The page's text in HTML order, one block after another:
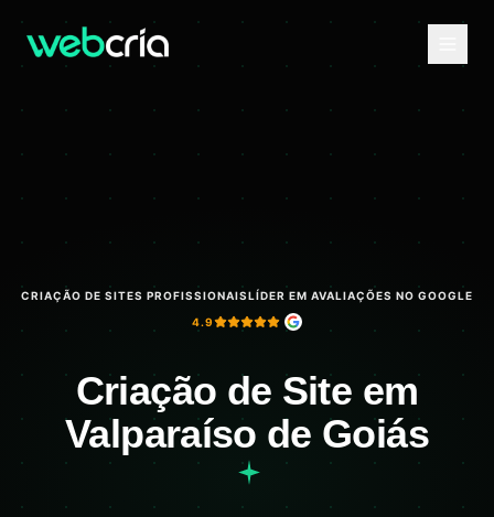
CRIAÇÃO DE SITES PROFISSIONAISLÍDER EM AVALIAÇÕES NO GOOGLE
4.9
Criação de Site em
Valparaíso de Goiás